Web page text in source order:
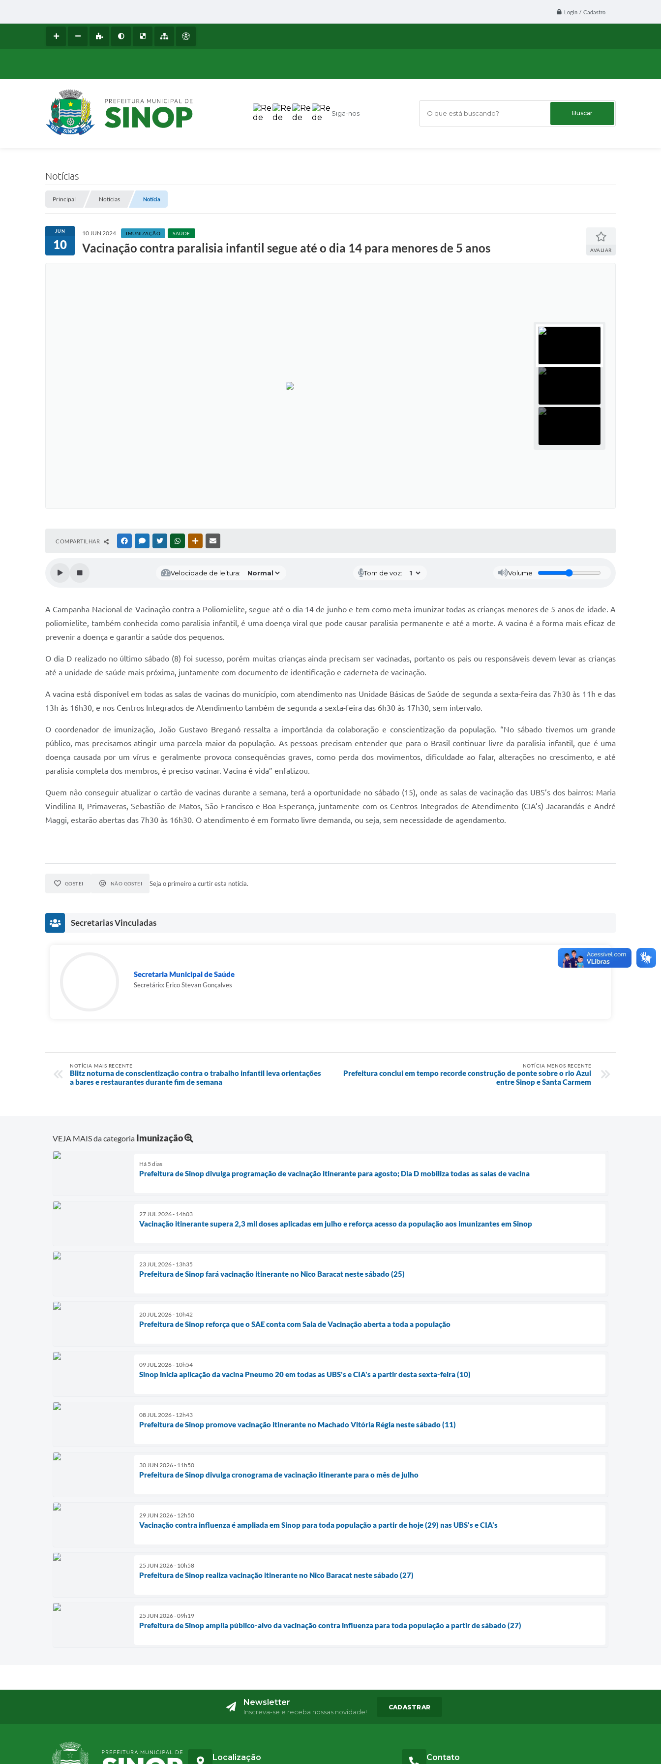
Login / Cadastro
Siga-nos O que está buscando?
Notícias
Principal Notícias Notícia
JUN
10
10 JUN 2024 IMUNIZAÇÃO SAÚDE
Vacinação contra paralisia infantil segue até o dia 14 para menores de 5 anos AVALIAR
COMPARTILHAR FACEBOOKMESSENGER
TWITTERWHATSAPPOUTRAS MÍDIAS
Velocidade de leitura: Tom de voz: Volume
A Campanha Nacional de Vacinação contra a Poliomielite, segue até o dia 14 de junho e tem como meta imunizar todas as crianças menores de 5 anos de idade. A
poliomielite, também conhecida como paralisia infantil, é uma doença viral que pode causar paralisia permanente e até a morte. A vacina é a forma mais eficaz de
prevenir a doença e garantir a saúde dos pequenos.
O dia D realizado no último sábado (8) foi sucesso, porém muitas crianças ainda precisam ser vacinadas, portanto os pais ou responsáveis devem levar as crianças
até a unidade de saúde mais próxima, juntamente com documento de identificação e caderneta de vacinação.
A vacina está disponível em todas as salas de vacinas do município, com atendimento nas Unidade Básicas de Saúde de segunda a sexta-feira das 7h30 às 11h e das
13h às 16h30, e nos Centros Integrados de Atendimento também de segunda a sexta-feira das 6h30 às 17h30, sem intervalo.
O coordenador de imunização, João Gustavo Breganó ressalta a importância da colaboração e conscientização da população. “No sábado tivemos um grande
público, mas precisamos atingir uma parcela maior da população. As pessoas precisam entender que para o Brasil continuar livre da paralisia infantil, que é uma
doença causada por um vírus e geralmente provoca consequências graves, como perda dos movimentos, dificuldade ao falar, alterações no crescimento, e até
paralisia completa dos membros, é preciso vacinar. Vacina é vida” enfatizou.
Quem não conseguir atualizar o cartão de vacinas durante a semana, terá a oportunidade no sábado (15), onde as salas de vacinação das UBS’s dos bairros: Maria
Vindilina II, Primaveras, Sebastião de Matos, São Francisco e Boa Esperança, juntamente com os Centros Integrados de Atendimento (CIA’s) Jacarandás e André
Maggi, estarão abertas das 7h30 às 16h30. O atendimento é em formato livre demanda, ou seja, sem necessidade de agendamento.
GOSTEI NÃO GOSTEI Seja o primeiro a curtir esta notícia.
Secretarias Vinculadas
Secretaria Municipal de Saúde
Secretário: Erico Stevan Gonçalves
NOTÍCIA MAIS RECENTE
Blitz noturna de conscientização contra o trabalho infantil leva orientações
a bares e restaurantes durante fim de semana
NOTÍCIA MENOS RECENTE
Prefeitura conclui em tempo recorde construção de ponte sobre o rio Azul
entre Sinop e Santa Carmem
VEJA MAIS da categoria Imunização
Há 5 dias
Prefeitura de Sinop divulga programação de vacinação itinerante para agosto; Dia D mobiliza todas as salas de vacina
27 JUL 2026 - 14h03
Vacinação itinerante supera 2,3 mil doses aplicadas em julho e reforça acesso da população aos imunizantes em Sinop
23 JUL 2026 - 13h35
Prefeitura de Sinop fará vacinação itinerante no Nico Baracat neste sábado (25)
20 JUL 2026 - 10h42
Prefeitura de Sinop reforça que o SAE conta com Sala de Vacinação aberta a toda a população
09 JUL 2026 - 10h54
Sinop inicia aplicação da vacina Pneumo 20 em todas as UBS's e CIA's a partir desta sexta-feira (10)
08 JUL 2026 - 12h43
Prefeitura de Sinop promove vacinação itinerante no Machado Vitória Régia neste sábado (11)
30 JUN 2026 - 11h50
Prefeitura de Sinop divulga cronograma de vacinação itinerante para o mês de julho
29 JUN 2026 - 12h50
Vacinação contra influenza é ampliada em Sinop para toda população a partir de hoje (29) nas UBS's e CIA's
25 JUN 2026 - 10h58
Prefeitura de Sinop realiza vacinação itinerante no Nico Baracat neste sábado (27)
25 JUN 2026 - 09h19
Prefeitura de Sinop amplia público-alvo da vacinação contra influenza para toda população a partir de sábado (27)
Newsletter
Inscreva-se e receba nossas novidade!
CADASTRAR
Localização Contato